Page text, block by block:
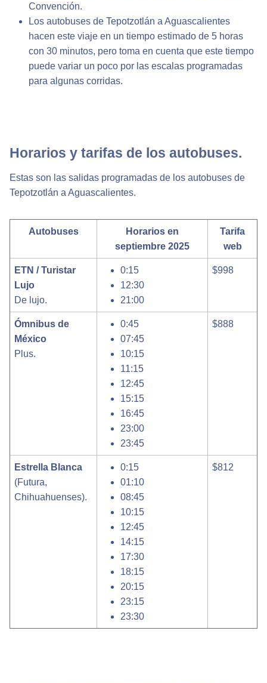
Convención.
Los autobuses de Tepotzotlán a Aguascalientes
hacen este viaje en un tiempo estimado de 5 horas
con 30 minutos, pero toma en cuenta que este tiempo
puede variar un poco por las escalas programadas
para algunas corridas.
Horarios y tarifas de los autobuses.
Estas son las salidas programadas de los autobuses de
Tepotzotlán a Aguascalientes.
Autobuses
Horarios en
septiembre 2025
Tarifa
web
ETN / Turistar
Lujo
De lujo.
0:15
12:30
21:00
$998
Ómnibus de
México
Plus.
0:45
07:45
10:15
11:15
12:45
15:15
16:45
23:00
23:45
$888
Estrella Blanca
(Futura,
Chihuahuenses).
0:15
01:10
08:45
10:15
12:45
14:15
17:30
18:15
20:15
23:15
23:30
$812